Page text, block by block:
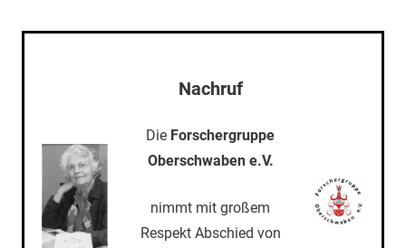
Nachruf
Die Forschergruppe
Oberschwaben e.V.
nimmt mit großem
Respekt Abschied von